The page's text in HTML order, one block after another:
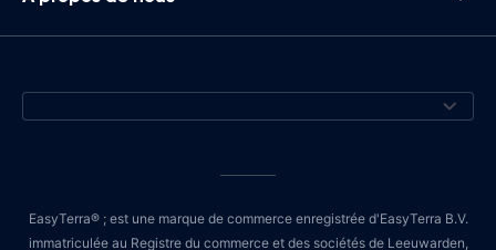
EasyTerra® ; est une marque de commerce enregistrée d'EasyTerra B.V.
immatriculée au Registre du commerce et des sociétés de Leeuwarden,